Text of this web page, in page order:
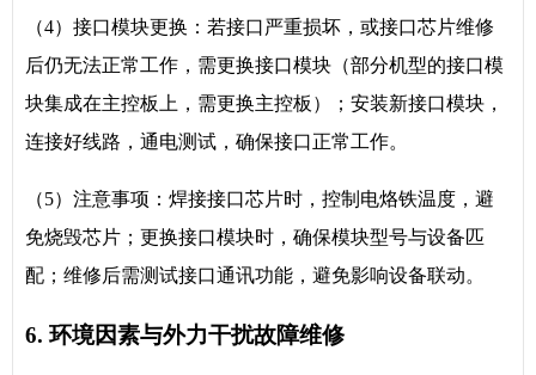
（4）接口模块更换：若接口严重损坏，或接口芯片维修
后仍无法正常工作，需更换接口模块（部分机型的接口模
块集成在主控板上，需更换主控板）；安装新接口模块，
连接好线路，通电测试，确保接口正常工作。
（5）注意事项：焊接接口芯片时，控制电烙铁温度，避
免烧毁芯片；更换接口模块时，确保模块型号与设备匹
配；维修后需测试接口通讯功能，避免影响设备联动。
6. 环境因素与外力干扰故障维修